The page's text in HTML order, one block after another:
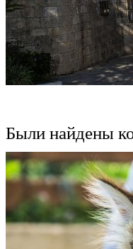
Были найдены